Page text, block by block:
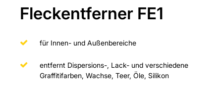
Fleckentferner FE1
für Innen- und Außenbereiche
entfernt Dispersions-, Lack- und verschiedene
Graffitifarben, Wachse, Teer, Öle, Silikon